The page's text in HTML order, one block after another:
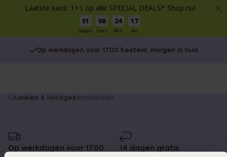
Laatste kans: 1+1 op alle SPECIAL DEALS* Shop nu!
01
Dagen
08
Uren
24
Min
17
Sec
Op werkdagen voor 17.00 besteld, morgen in huis
You
Juwelen & HorlogesArmbanden
Op werkdagen voor 17.00
14 dagen gratis